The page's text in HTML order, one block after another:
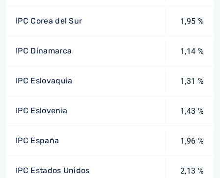
IPC Corea del Sur 1,95 %
IPC Dinamarca 1,14 %
IPC Eslovaquia 1,31 %
IPC Eslovenia 1,43 %
IPC España 1,96 %
IPC Estados Unidos 2,13 %